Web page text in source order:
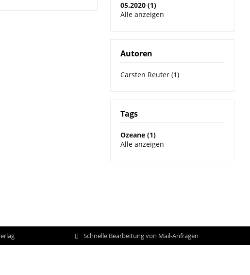
05.2020 (1)
Alle anzeigen
Autoren
Carsten Reuter (1)
Tags
Ozeane (1)
Alle anzeigen
Schnelle Bearbeitung von Mail-Anfragen